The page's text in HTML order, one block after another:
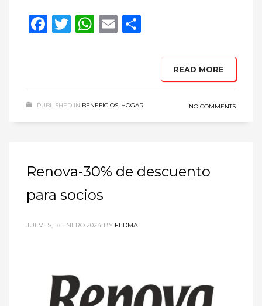
Facebook
Twitter
WhatsApp
Email
READ MORE
PUBLISHED IN BENEFICIOS, HOGAR NO COMMENTS
Renova-30% de descuento
para socios
JUEVES, 18 ENERO 2024 BY FEDMA